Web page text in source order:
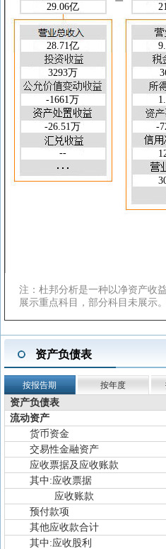
流动比率
速动比率
现金流量比率
资产负债率(%)
权益乘数
产权比率
营运能力指标
总资产周转天数(天)
存货周转天数(天)
应收账款周转天数(天)
总资产周转率(次)
存货周转率(次)
29.06亿
28.71亿
3293万
-1661万
-26.51万 -
--
注：杜邦分析是一种以净资产收
展示重点科目，部分科目未展示
资产负债表
按报告期 按年度
资产负债表
流动资产
货币资金
交易性金融资产
应收票据及应收账款
其中:应收票据
应收账款
预付款项
其他应收款合计
其中:应收股利